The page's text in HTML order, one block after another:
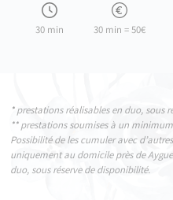
30 min 30 min = 50€
* prestations réalisables en duo, sous
** prestations soumises à un
Possibilité de les cumuler avec
uniquement au domicile près de
duo, sous réserve de disponibilité.